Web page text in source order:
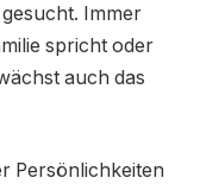
Immer
spricht oder
auch das
Persönlichkeiten